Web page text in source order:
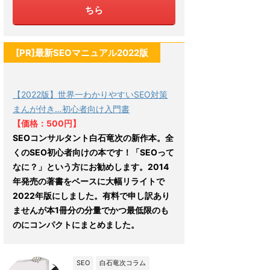
ちら
[PR]最新SEOマニュアル2022版
【2022版】世界一わかりやすいSEO対策
まんが付き…初心者向け入門書
【価格：500円】
SEOコンサルタント白石竜次の新作本。全
くのSEO初心者向けの本です！「SEOって
なに？」という方にお勧めします。2014
年発売の著書をベースに大幅リライトで
2022年版にしました。有料で申し訳あり
ませんが本1冊分の分量でかつ最低限のも
のにコンパクトにまとめました。
SEO 白石竜次コラム